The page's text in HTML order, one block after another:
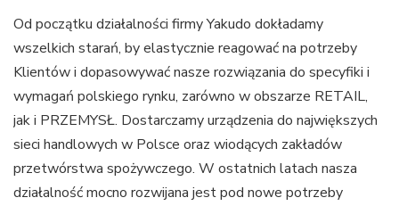
Od początku działalności firmy Yakudo dokładamy
wszelkich starań, by elastycznie reagować na potrzeby
Klientów i dopasowywać nasze rozwiązania do specyfiki i
wymagań polskiego rynku, zarówno w obszarze RETAIL,
jak i PRZEMYSŁ. Dostarczamy urządzenia do największych
sieci handlowych w Polsce oraz wiodących zakładów
przetwórstwa spożywczego. W ostatnich latach nasza
działalność mocno rozwijana jest pod nowe potrzeby